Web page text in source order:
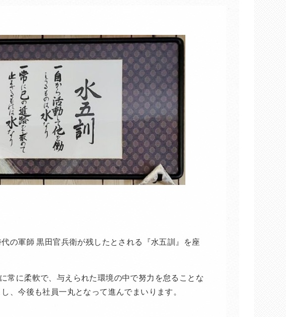
の軍師 黒田官兵衛が残したとされる『水五訓』を座
常に柔軟で、与えられた環境の中で努力を怠ることな
、今後も社員一丸となって進んでまいります。